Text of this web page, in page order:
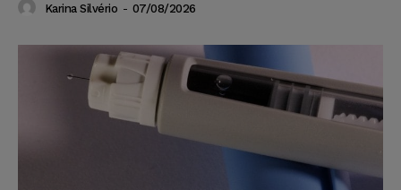
Karina Silvério - 07/08/2026